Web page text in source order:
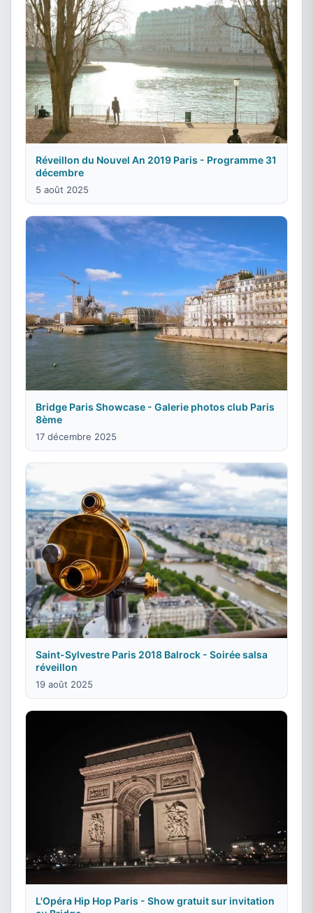
Réveillon du Nouvel An 2019 Paris - Programme 31
décembre
5 août 2025
Bridge Paris Showcase - Galerie photos club Paris
8ème
17 décembre 2025
Saint-Sylvestre Paris 2018 Balrock - Soirée salsa
réveillon
19 août 2025
L'Opéra Hip Hop Paris - Show gratuit sur invitation